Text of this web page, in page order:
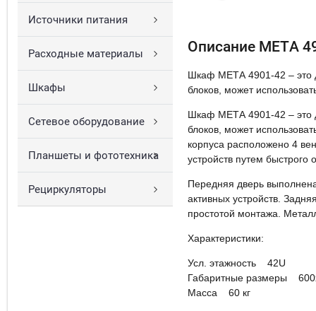
Источники питания
Расходные материалы
Шкафы
Сетевое оборудование
Планшеты и фототехника
Рециркуляторы
Описание МЕТА
Шкаф МЕТА 4901-42 – это
блоков, может
Шкаф МЕТА 4901-42 – это
блоков, может
корпуса расположено 4
устройств путем быстрого
Передняя дверь
активных устройств.
простотой монтажа.
Характеристики:
Усл. этажность 42U
Габаритные размеры
Масса 60 кг